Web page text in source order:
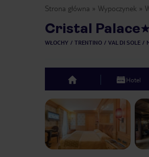
Strona główna Wypoczynek
Cristal Palace
WŁOCHY TRENTINO VAL DI SOLE
top Hotel
Previous slide